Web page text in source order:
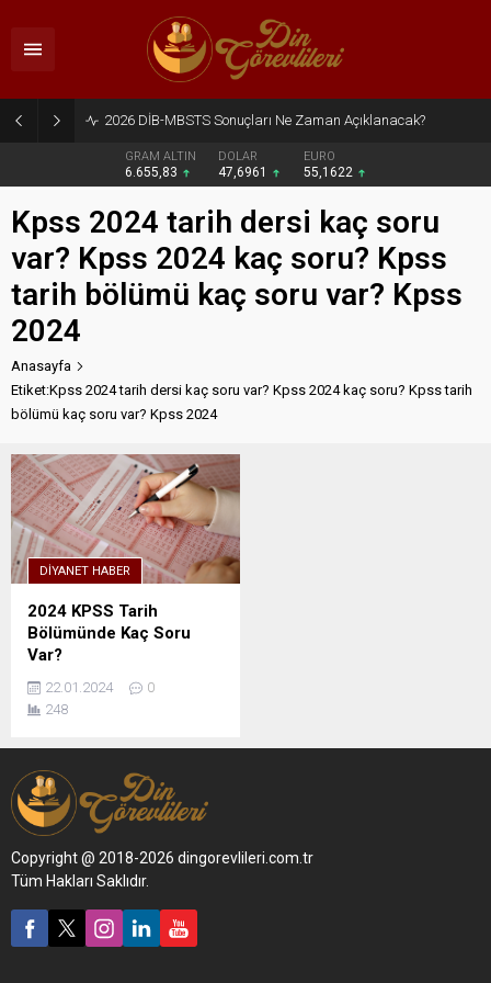
2026 DİB-MBSTS Sonuçları Ne Zaman Açıklanacak?
GRAM ALTIN
6.655,83
DOLAR
47,6961
EURO
55,1622
Kpss 2024 tarih dersi kaç soru
var? Kpss 2024 kaç soru? Kpss
tarih bölümü kaç soru var? Kpss
2024
Anasayfa
Etiket:Kpss 2024 tarih dersi kaç soru var? Kpss 2024 kaç soru? Kpss tarih
bölümü kaç soru var? Kpss 2024
DIYANET HABER
2024 KPSS Tarih
Bölümünde Kaç Soru
Var?
22.01.2024
0
248
Copyright @ 2018-2026 dingorevlileri.com.tr
Tüm Hakları Saklıdır.